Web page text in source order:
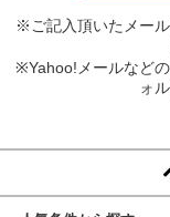
※ご記入頂いたメー
※Yahoo!メールなど
ォ